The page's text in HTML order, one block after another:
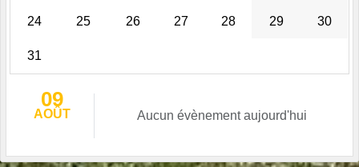
24 25 26 27 28 29 30
31
09
AOÛT Aucun évènement aujourd'hui